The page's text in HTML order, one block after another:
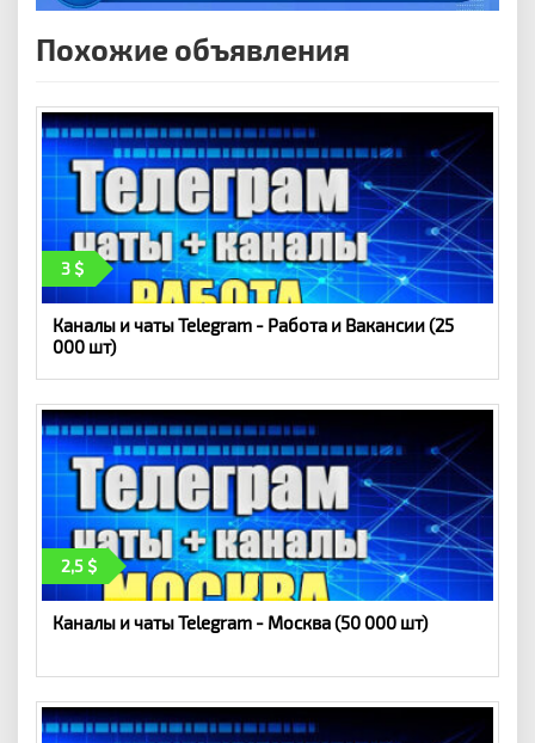
Похожие объявления
3
Каналы и чаты Telegram - Работа и Вакансии (25
000 шт)
2,5
Каналы и чаты Telegram - Москва (50 000 шт)